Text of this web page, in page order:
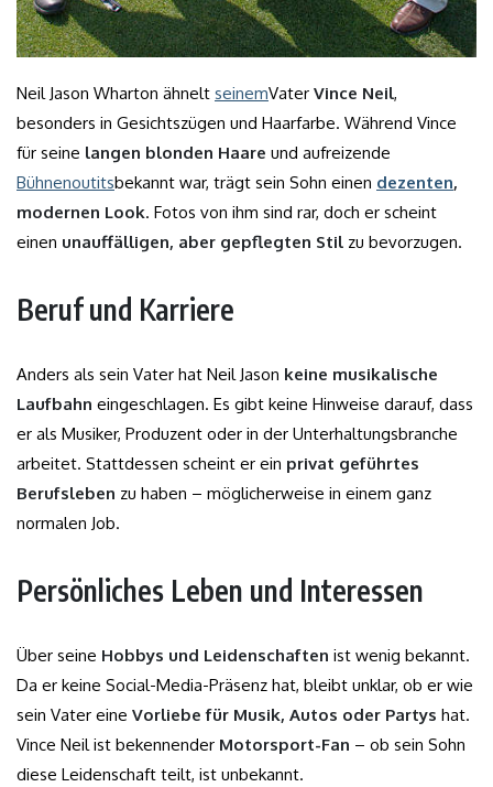
Neil Jason Wharton ähnelt seinemVater Vince Neil,
besonders in Gesichtszügen und Haarfarbe. Während Vince
für seine langen blonden Haare und aufreizende
Bühnenoutitsbekannt war, trägt sein Sohn einen dezenten,
modernen Look. Fotos von ihm sind rar, doch er scheint
einen unauffälligen, aber gepflegten Stil zu bevorzugen.
Beruf und Karriere
Anders als sein Vater hat Neil Jason keine musikalische
Laufbahn eingeschlagen. Es gibt keine Hinweise darauf, dass
er als Musiker, Produzent oder in der Unterhaltungsbranche
arbeitet. Stattdessen scheint er ein privat geführtes
Berufsleben zu haben – möglicherweise in einem ganz
normalen Job.
Persönliches Leben und Interessen
Über seine Hobbys und Leidenschaften ist wenig bekannt.
Da er keine Social-Media-Präsenz hat, bleibt unklar, ob er wie
sein Vater eine Vorliebe für Musik, Autos oder Partys hat.
Vince Neil ist bekennender Motorsport-Fan – ob sein Sohn
diese Leidenschaft teilt, ist unbekannt.